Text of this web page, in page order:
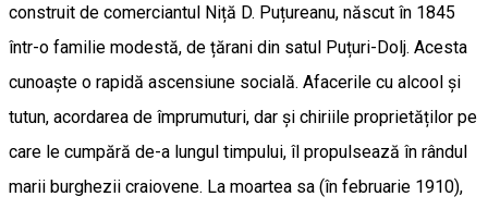
construit de comerciantul Niță D. Puțureanu, născut în 1845
într-o familie modestă, de țărani din satul Puțuri-Dolj. Acesta
cunoaște o rapidă ascensiune socială. Afacerile cu alcool și
tutun, acordarea de împrumuturi, dar și chiriile proprietăților pe
care le cumpără de-a lungul timpului, îl propulsează în rândul
marii burghezii craiovene. La moartea sa (în februarie 1910),